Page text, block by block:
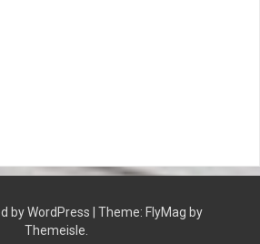
by WordPress Theme: FlyMag by
Themeisle.